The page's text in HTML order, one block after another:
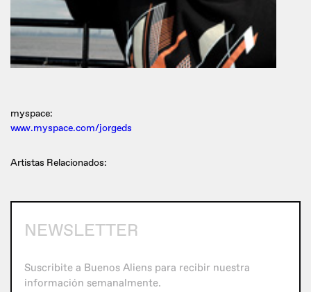
myspace:
www.myspace.com/jorgeds
Artistas Relacionados:
NEWSLETTER
Suscribite a Buenos Aliens para recibir nuestra
información semanalmente.